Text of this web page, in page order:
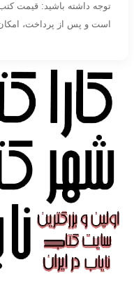
توجه داشته باشید: قیمت
است و پس از پرداخت،